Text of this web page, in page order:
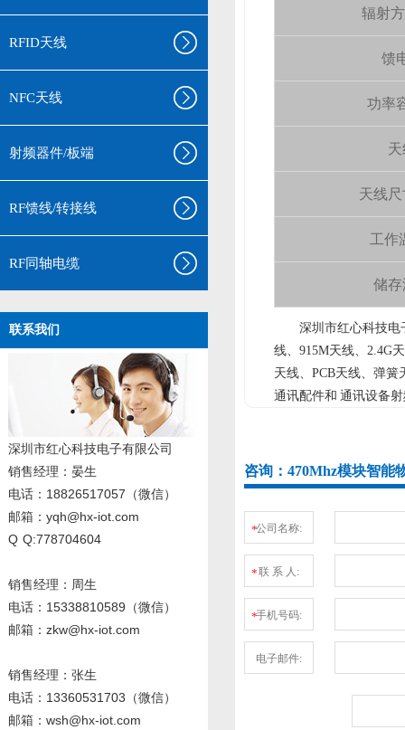
RFID天线
NFC天线
射频器件/板端
RF馈线/转接线
RF同轴电缆
联系我们
深圳市红心科技电子有限公司
销售经理 ：晏生
电话：18826517057（微信）
邮箱：yqh@hx-iot.com
Q Q:778704604
销售经理：周生
电话 ：15338810589 （微信）
邮箱：zkw@hx-iot.com
销售经理：张生
电话 ：13360531703 （微信）
邮箱：wsh@hx-iot.com
辐射
馈
功率
天
天线尺
工作
储存
深圳市红心科技电
线、915M天线、2.4G
天线、PCB天线、弹
通讯配件和 通讯设备
咨询：470Mhz模块智能
*公司名称:
*联 系 人:
*手机号码:
电子邮件: